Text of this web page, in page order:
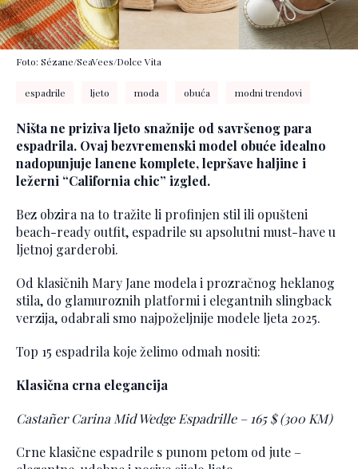
Foto: Sézane/SeaVees/Dolce Vita
espadrile ljeto moda obuća modni trendovi
Ništa ne priziva ljeto snažnije od savršenog para
espadrila. Ovaj bezvremenski model obuće idealno
nadopunjuje lanene komplete, lepršave haljine i
ležerni “California chic” izgled.
Bez obzira na to tražite li profinjen stil ili opušteni
beach-ready outfit, espadrile su apsolutni must-have u
ljetnoj garderobi.
Od klasičnih Mary Jane modela i prozračnog heklanog
stila, do glamuroznih platformi i elegantnih slingback
verzija, odabrali smo najpoželjnije modele ljeta 2025.
Top 15 espadrila koje želimo odmah nositi:
Klasična crna elegancija
Castañer Carina Mid Wedge Espadrille – 165 $ (300 KM)
Crne klasične espadrile s punom petom od jute –